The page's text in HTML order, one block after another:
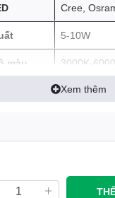
Cree,
5-10W
màu 3000K-
>80
vệ IP65
Xem thêm